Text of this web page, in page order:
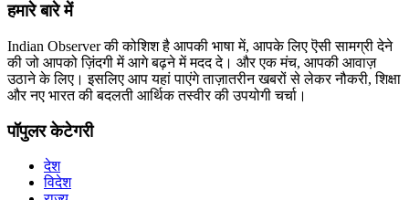
हमारे बारे में
Indian Observer की कोशिश है आपकी भाषा में, आपके लिए ऎसी सामग्री देने
की जो आपको ज़िंदगी में आगे बढ़ने में मदद दे। और एक मंच, आपकी आवाज़
उठाने के लिए। इसलिए आप यहां पाएंगे ताज़ातरीन खबरों से लेकर नौकरी, शिक्षा
और नए भारत की बदलती आर्थिक तस्वीर की उपयोगी चर्चा।
पॉपुलर केटेगरी
देश
विदेश